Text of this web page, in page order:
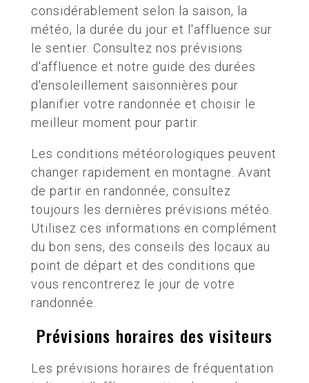
considérablement selon la saison, la
météo, la durée du jour et l'affluence sur
le sentier. Consultez nos prévisions
d'affluence et notre guide des durées
d'ensoleillement saisonnières pour
planifier votre randonnée et choisir le
meilleur moment pour partir.
Les conditions météorologiques peuvent
changer rapidement en montagne. Avant
de partir en randonnée, consultez
toujours les dernières prévisions météo.
Utilisez ces informations en complément
du bon sens, des conseils des locaux au
point de départ et des conditions que
vous rencontrerez le jour de votre
randonnée.
Prévisions horaires des visiteurs
Les prévisions horaires de fréquentation